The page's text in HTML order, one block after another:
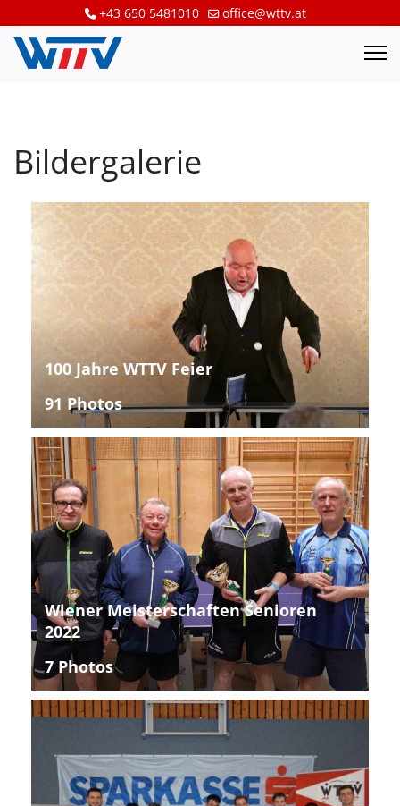
+43 650 5481010 office@wttv.at
Bildergalerie
100 Jahre WTTV Feier
91 Photos
Wiener Meisterschaften Senioren
2022
7 Photos